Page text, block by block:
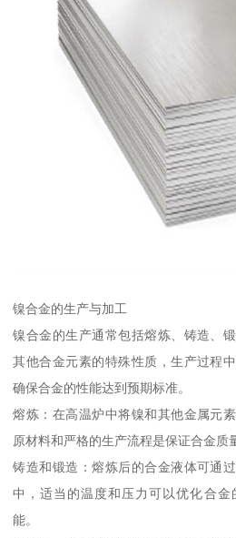
镍合金的生产与加工
镍合金的生产通常包括熔炼、铸造、
其他合金元素的特殊性质，生产过程
确保合金的性能达到预期标准。
熔炼：在高温炉中将镍和其他金属元
原材料和严格的生产流程是保证合金质
铸造和锻造：熔炼后的合金液体可通
中，适当的温度和压力可以优化合
能。